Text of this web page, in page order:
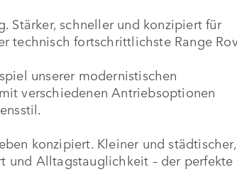
Stärker, schneller und konzipiert für
technisch fortschrittlichste Range
unserer modernistischen
verschiedenen Antriebsoptionen
konzipiert. Kleiner und städtischer,
und Alltagstauglichkeit – der perfekte